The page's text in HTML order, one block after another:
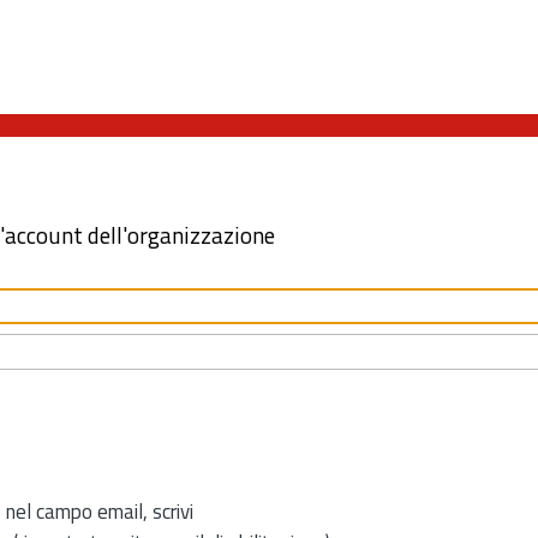
dell'organizzazione
campo email, scrivi